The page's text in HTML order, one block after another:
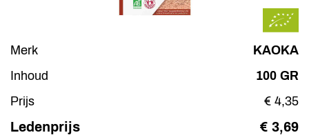
Merk
KAOKA
Inhoud
100 GR
Prijs
€ 4,35
Ledenprijs € 3,69